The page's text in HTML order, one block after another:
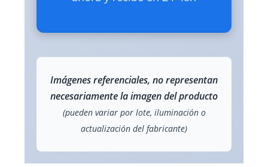
Imágenes referenciales, no representan
necesariamente la imagen del producto
(pueden variar por lote, iluminación o
actualización del fabricante)